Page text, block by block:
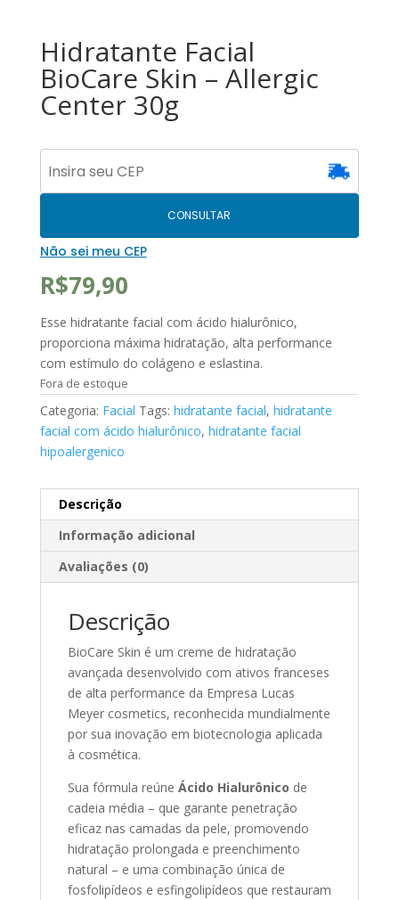
Hidratante Facial
BioCare Skin – Allergic
Center 30g
CONSULTAR
Não sei meu CEP
R$79,90
Esse hidratante facial com ácido hialurônico,
proporciona máxima hidratação, alta performance
com estímulo do colágeno e eslastina.
Fora de estoque
Categoria: Facial Tags: hidratante facial, hidratante
facial com ácido hialurônico, hidratante facial
hipoalergenico
Descrição
Informação adicional
Avaliações (0)
Descrição
BioCare Skin é um creme de hidratação
avançada desenvolvido com ativos franceses
de alta performance da Empresa Lucas
Meyer cosmetics, reconhecida mundialmente
por sua inovação em biotecnologia aplicada
à cosmética.
Sua fórmula reúne Ácido Hialurônico de
cadeia média – que garante penetração
eficaz nas camadas da pele, promovendo
hidratação prolongada e preenchimento
natural – e uma combinação única de
fosfolipídeos e esfingolipídeos que restauram